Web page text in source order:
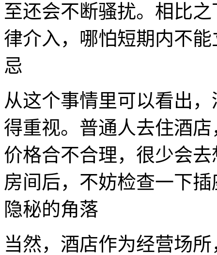
至还会不断骚扰。相比
律介入，哪怕短期内不
忌
从这个事情里可以看出
得重视。普通人去住酒
价格合不合理，很少会
房间后，不妨检查一下
隐秘的角落
当然，酒店作为经营场